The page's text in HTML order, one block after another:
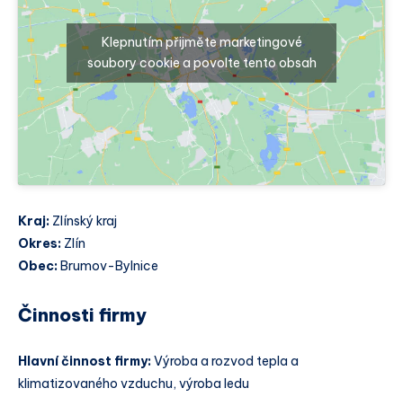
Klepnutím přijměte marketingové
soubory cookie a povolte tento obsah
Kraj: Zlínský kraj
Okres: Zlín
Obec: Brumov-Bylnice
Činnosti firmy
Hlavní činnost firmy:Výroba a rozvod tepla a
klimatizovaného vzduchu, výroba ledu